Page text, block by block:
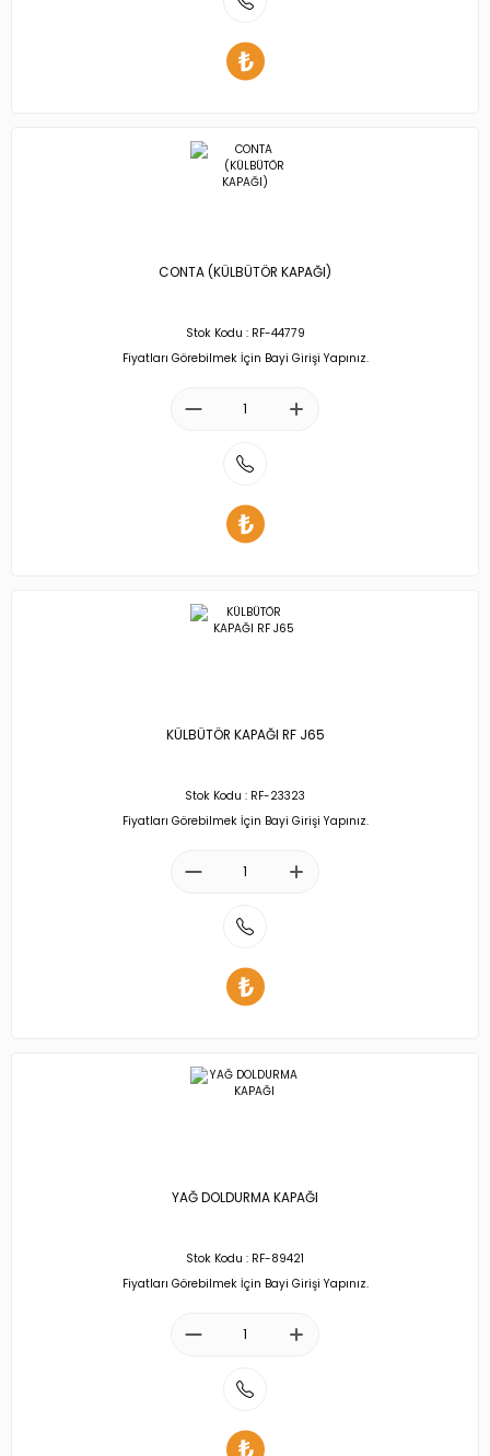
CONTA (KÜLBÜTÖR KAPAĞI)
Stok Kodu : RF-44779
Fiyatları Görebilmek İçin Bayi Girişi Yapınız.
KÜLBÜTÖR KAPAĞI RF J65
Stok Kodu : RF-23323
Fiyatları Görebilmek İçin Bayi Girişi Yapınız.
YAĞ DOLDURMA KAPAĞI
Stok Kodu : RF-89421
Fiyatları Görebilmek İçin Bayi Girişi Yapınız.